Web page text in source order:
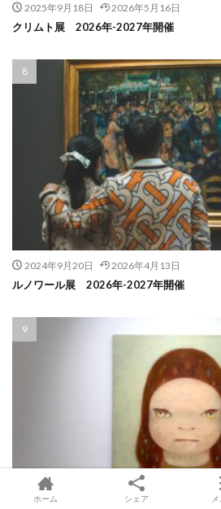
2025年9月18日 2026年5月16日
クリムト展 2026年-2027年開催
2024年9月20日 2026年4月13日
ルノワール展 2026年-2027年開催
ホーム シェア